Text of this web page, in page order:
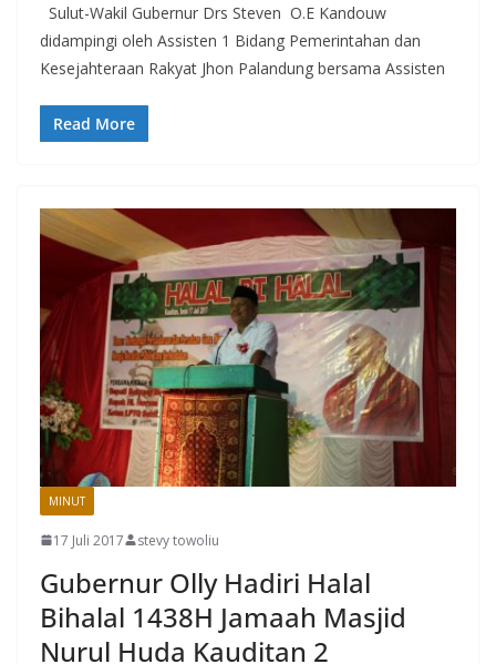
Sulut-Wakil Gubernur Drs Steven O.E Kandouw
didampingi oleh Assisten 1 Bidang Pemerintahan dan
Kesejahteraan Rakyat Jhon Palandung bersama Assisten
Read More
MINUT
17 Juli 2017 stevy towoliu
Gubernur Olly Hadiri Halal
Bihalal 1438H Jamaah Masjid
Nurul Huda Kauditan 2